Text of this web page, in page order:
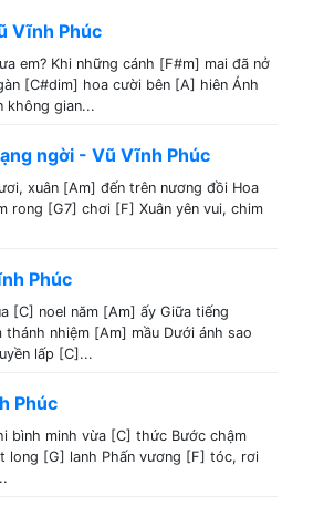
Vĩnh Phúc
em? Khi những cánh [F#m] mai đã nở
[C#dim] hoa cười bên [A] hiên Ánh
không gian...
ngời - Vũ Vĩnh Phúc
xuân [Am] đến trên nương đồi Hoa
rong [G7] chơi [F] Xuân yên vui, chim
Phúc
[C] noel năm [Am] ấy Giữa tiếng
nhiệm [Am] mầu Dưới ánh sao
lấp [C]...
Phúc
bình minh vừa [C] thức Bước chậm
long [G] lanh Phấn vương [F] tóc, rơi